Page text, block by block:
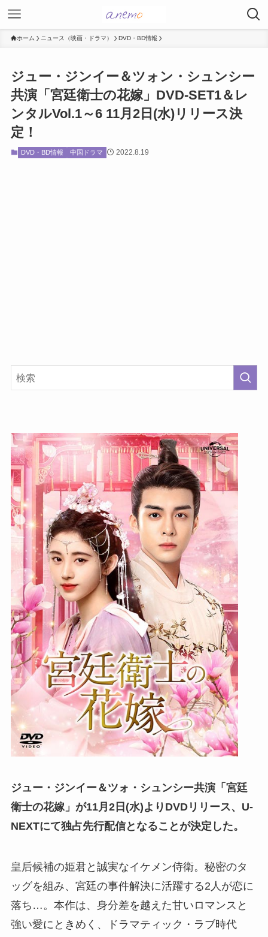
ホーム ニュース（映画・ドラマ） DVD・BD情報
ジュー・ジンイー＆ツォン・シュンシー
共演「宮廷衛士の花嫁」DVD-SET1＆レ
ンタルVol.1～6 11月2日(水)リリース決
定！
DVD・BD情報 中国ドラマ 2022.8.19
ジュー・ジンイー＆ツォ・シュンシー共演「宮廷
衛士の花嫁」が11月2日(水)よりDVDリリース、U-
NEXTにて独占先行配信となることが決定した。
皇后候補の姫君と誠実なイケメン侍衛。秘密のタ
ッグを組み、宮廷の事件解決に活躍する2人が恋に
落ち…。本作は、身分差を越えた甘いロマンスと
強い愛にときめく、ドラマティック・ラブ時代